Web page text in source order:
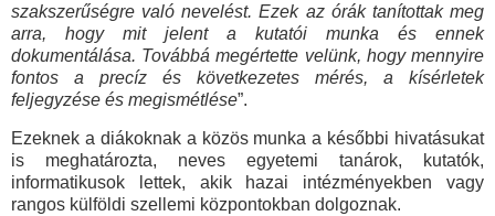
szakszerűségre való nevelést. Ezek az órák tanítottak meg
arra, hogy mit jelent a kutatói munka és ennek
dokumentálása. Továbbá megértette velünk, hogy mennyire
fontos a precíz és következetes mérés, a kísérletek
feljegyzése és megismétlése”.
Ezeknek a diákoknak a közös munka a későbbi hivatásukat
is meghatározta, neves egyetemi tanárok, kutatók,
informatikusok lettek, akik hazai intézményekben vagy
rangos külföldi szellemi központokban dolgoznak.